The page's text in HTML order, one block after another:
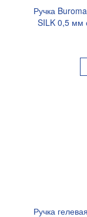
Ручка
SILK 0,5 мм
Ручка